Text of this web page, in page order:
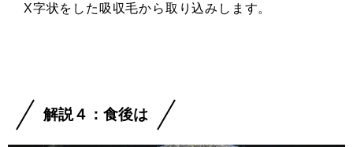
X字状をした吸収毛から取り込みします。
解説４：食後は